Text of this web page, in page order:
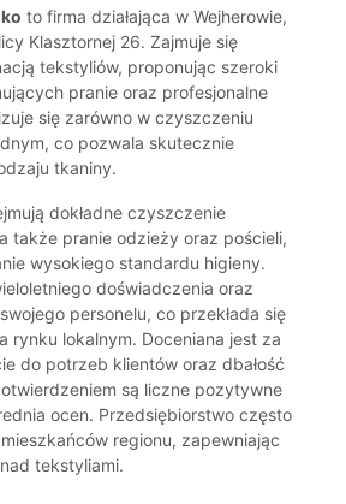
to firma działająca w Wejherowie,
Klasztornej 26. Zajmuje się
tekstyliów, proponując szeroki
pranie oraz profesjonalne
się zarówno w czyszczeniu
co pozwala skutecznie
tkaniny.
dokładne czyszczenie
także pranie odzieży oraz pościeli,
wysokiego standardu higieny.
doświadczenia oraz
personelu, co przekłada się
rynku lokalnym. Doceniana jest za
do potrzeb klientów oraz dbałość
są liczne pozytywne
ocen. Przedsiębiorstwo często
regionu, zapewniając
tekstyliami.